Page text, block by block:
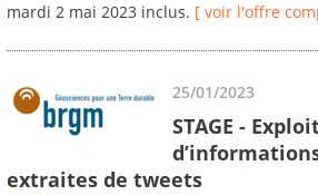
mardi 2 mai 2023 inclus. [ voir l'offre
25/01/2023
STAGE -
extraites de tweets